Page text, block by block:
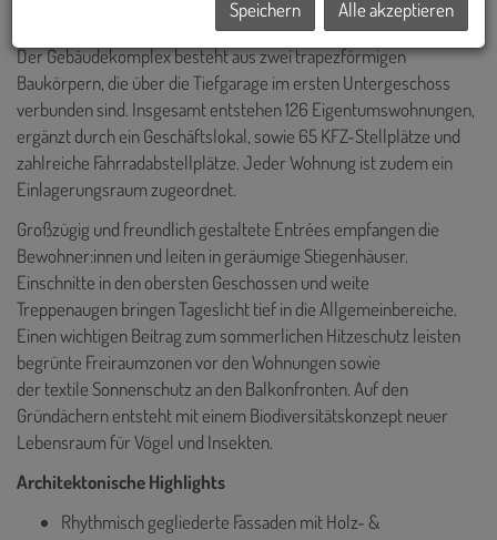
Der Gebäudekomplex besteht aus zwei trapezförmigen
Baukörpern, die über die Tiefgarage im ersten Untergeschoss
verbunden sind. Insgesamt entstehen 126 Eigentumswohnungen,
ergänzt durch ein Geschäftslokal, sowie 65 KFZ-Stellplätze und
zahlreiche Fahrradabstellplätze. Jeder Wohnung ist zudem ein
Einlagerungsraum zugeordnet.
Großzügig und freundlich gestaltete Entrées empfangen die
Bewohner:innen und leiten in geräumige Stiegenhäuser.
Einschnitte in den obersten Geschossen und weite
Treppenaugen bringen Tageslicht tief in die Allgemeinbereiche.
Einen wichtigen Beitrag zum sommerlichen Hitzeschutz leisten
begrünte Freiraumzonen vor den Wohnungen sowie
der textile Sonnenschutz an den Balkonfronten. Auf den
Gründächern entsteht mit einem Biodiversitätskonzept neuer
Lebensraum für Vögel und Insekten.
Architektonische Highlights
Rhythmisch gegliederte Fassaden mit Holz- &
Speichern Alle akzeptieren